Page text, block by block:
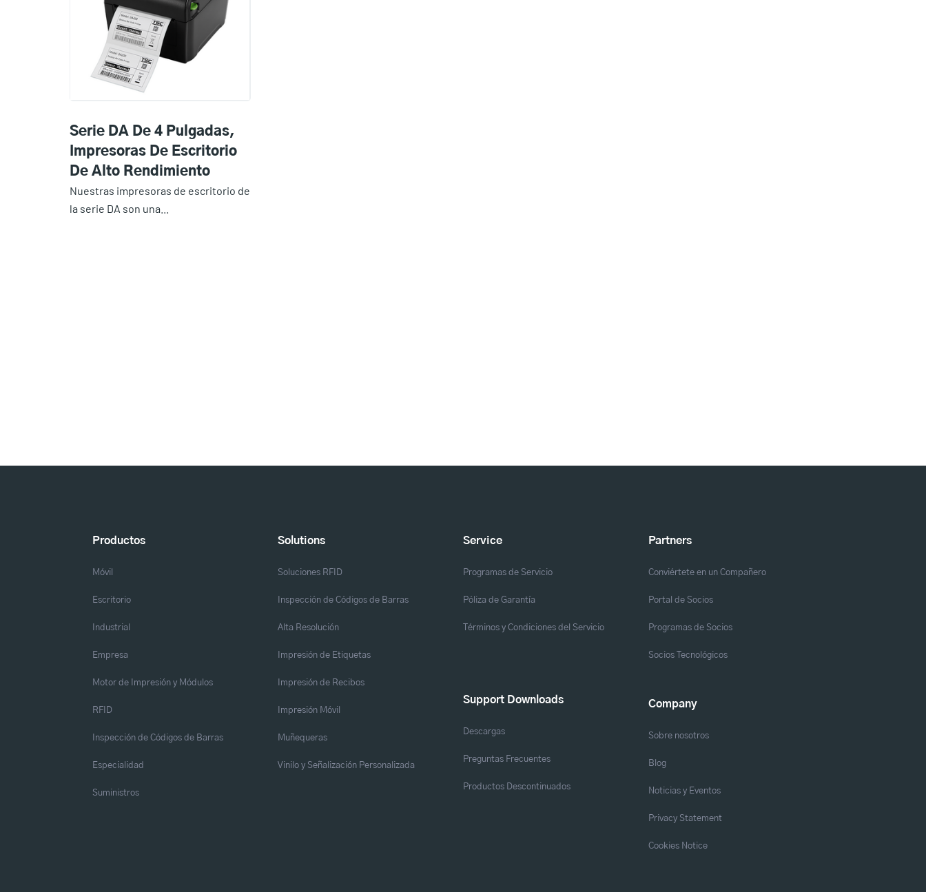
Serie DA De 4 Pulgadas,
Impresoras De Escritorio
De Alto Rendimiento
Nuestras impresoras de escritorio de
la serie DA son una...
Productos
Móvil
Escritorio
Industrial
Empresa
Motor de Impresión y Módulos
RFID
Inspección de Códigos de Barras
Especialidad
Suministros
Solutions
Soluciones RFID
Inspección de Códigos de Barras
Alta Resolución
Impresión de Etiquetas
Impresión de Recibos
Impresión Móvil
Muñequeras
Vinilo y Señalización Personalizada
Service
Programas de Servicio
Póliza de Garantía
Términos y Condiciones del Servicio
Support Downloads
Descargas
Preguntas Frecuentes
Productos Descontinuados
Partners
Conviértete en un Compañero
Portal de Socios
Programas de Socios
Socios Tecnológicos
Company
Sobre nosotros
Blog
Noticias y Eventos
Privacy Statement
Cookies Notice